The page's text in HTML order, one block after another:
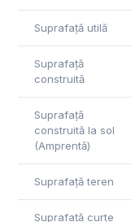
Suprafață utilă
Suprafață
construită
Suprafață
construită la sol
(Amprentă)
Suprafață teren
Suprafață curte